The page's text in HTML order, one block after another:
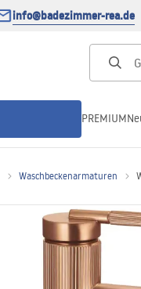
info@badezimmer-rea.de
PREMIUM
Waschbeckenarmaturen